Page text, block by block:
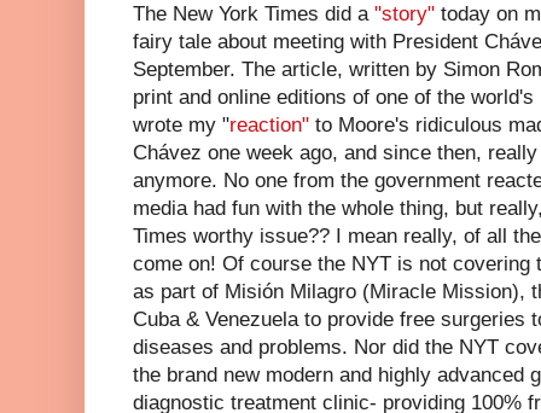
The New York Times did a "story" today on
fairy tale about meeting with President
September. The article, written by Simon
print and online editions of one of the
wrote my "reaction" to Moore's ridiculous
Chávez one week ago, and since then,
anymore. No one from the government
media had fun with the whole thing, but
Times worthy issue?? I mean really, of all
come on! Of course the NYT is not covering
as part of Misión Milagro (Miracle Mission),
Cuba & Venezuela to provide free surgeries
diseases and problems. Nor did the NYT
the brand new modern and highly advanced
diagnostic treatment clinic- providing 100%